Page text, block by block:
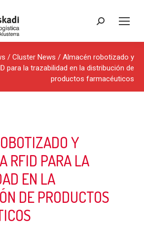
Search:
/ Cluster News / Almacén robotizado y
para la trazabilidad en la distribución de
productos farmacéuticos
Y
RFID PARA LA
EN LA
DE PRODUCTOS